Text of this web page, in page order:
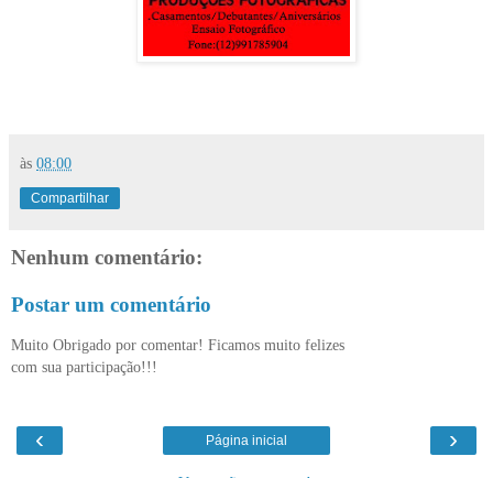
às 08:00
Compartilhar
Nenhum comentário:
Postar um comentário
Muito Obrigado por comentar! Ficamos muito felizes
com sua participação!!!
‹ ›
Página inicial